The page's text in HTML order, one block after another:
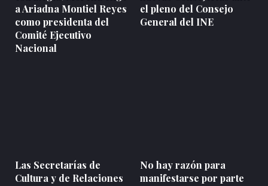
a Ariadna Montiel Reyes
como presidenta del
Comité Ejecutivo
Nacional
el pleno del Consejo
General del INE
Las Secretarías de
Cultura y de Relaciones
No hay razón para
manifestarse por parte